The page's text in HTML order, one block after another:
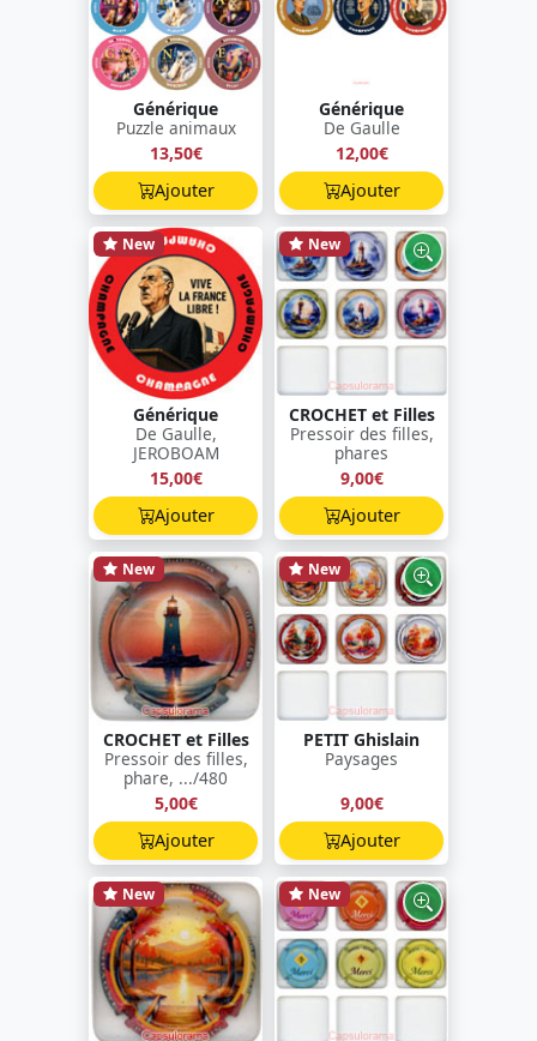
Générique
Puzzle animaux
13,50€
Ajouter
Générique
De Gaulle
12,00€
Ajouter
New
Générique
De Gaulle,
JEROBOAM
15,00€
Ajouter
New
CROCHET et Filles
Pressoir des filles,
phares
9,00€
Ajouter
New
CROCHET et Filles
Pressoir des filles,
phare, .../480
5,00€
Ajouter
New
PETIT Ghislain
Paysages
9,00€
Ajouter
New New